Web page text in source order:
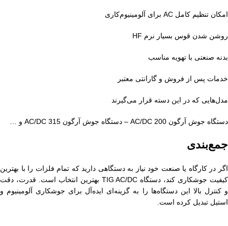
امکان تنظیم کامل AC برای آلومینیوم‌کاری
روشن شدن قوس بسیار نرم HF
بدنه صنعتی با تهویه مناسب
خدمات پس از فروش و گارانتی معتبر
مدل‌هایی که در این دسته قرار می‌گیرند
دستگاه جوش آرگون AC/DC 200 – دستگاه جوش آرگون AC/DC 315 و …
جمع‌بندی
اگر در کارگاه یا صنعت خود نیاز به دستگاهی دارید که تمام فلزات را با بهترین
کیفیت جوشکاری کند، دستگاه TIG AC/DC بهترین انتخاب است. قدرت، دقت
و کنترل بالا این دستگاه‌ها را به گزینه‌ای ایده‌آل برای جوشکاری آلومینیوم و
استیل تبدیل کرده است.